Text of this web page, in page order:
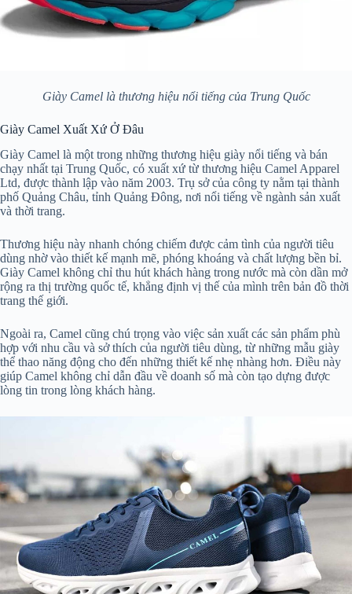
Giày Camel là thương hiệu nổi tiếng của Trung Quốc
Giày Camel Xuất Xứ Ở Đâu
Giày Camel là một trong những thương hiệu giày nổi tiếng và bán
chạy nhất tại Trung Quốc, có xuất xứ từ thương hiệu Camel Apparel
Ltd, được thành lập vào năm 2003. Trụ sở của công ty nằm tại thành
phố Quảng Châu, tỉnh Quảng Đông, nơi nổi tiếng về ngành sản xuất
và thời trang.
Thương hiệu này nhanh chóng chiếm được cảm tình của người tiêu
dùng nhờ vào thiết kế mạnh mẽ, phóng khoáng và chất lượng bền bỉ.
Giày Camel không chỉ thu hút khách hàng trong nước mà còn dần mở
rộng ra thị trường quốc tế, khẳng định vị thế của mình trên bản đồ thời
trang thế giới.
Ngoài ra, Camel cũng chú trọng vào việc sản xuất các sản phẩm phù
hợp với nhu cầu và sở thích của người tiêu dùng, từ những mẫu giày
thể thao năng động cho đến những thiết kế nhẹ nhàng hơn. Điều này
giúp Camel không chỉ dẫn đầu về doanh số mà còn tạo dựng được
lòng tin trong lòng khách hàng.